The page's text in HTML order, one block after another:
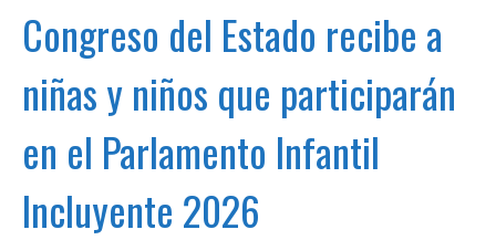
Congreso del Estado recibe a
niñas y niños que participarán
en el Parlamento Infantil
Incluyente 2026